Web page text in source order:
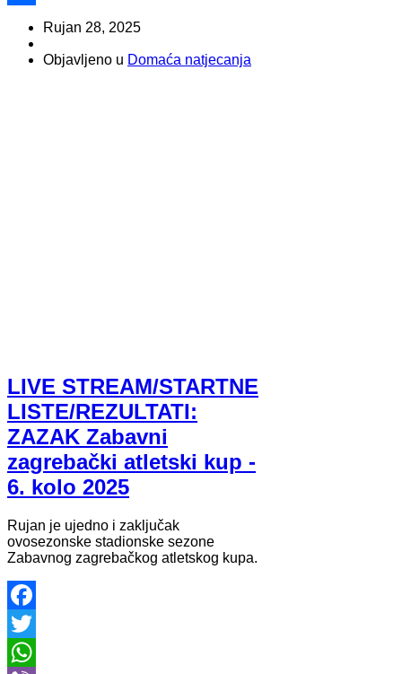
Share
Rujan 28, 2025
Objavljeno u Domaća natjecanja
LIVE STREAM/STARTNE
LISTE/REZULTATI:
ZAZAK Zabavni
zagrebački atletski kup -
6. kolo 2025
Rujan je ujedno i zaključak
ovosezonske stadionske sezone
Zabavnog zagrebačkog atletskog kupa.
Facebook
Twitter